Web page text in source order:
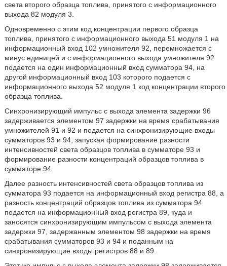
света второго образца топлива, принятого с информационного
выхода 82 модуля 3.
Одновременно с этим код концентрации первого образца
топлива, принятого с информационного выхода 51 модуля 1 на
информационный вход 102 умножителя 92, перемножается с
минус единицей и с информационного выхода умножителя 92
подается на один информационный вход сумматора 94, на
другой информационный вход 103 которого подается с
информационного выхода 52 модуля 1 код концентрации второго
образца топлива.
Синхронизирующий импульс с выхода элемента задержки 96
задерживается элементом 97 задержки на время срабатывания
умножителей 91 и 92 и подается на синхронизирующие входы
сумматоров 93 и 94, запуская формирование разности
интенсивностей света образцов топлива в сумматоре 93 и
формирование разности концентраций образцов топлива в
сумматоре 94.
Далее разность интенсивностей света образцов топлива из
сумматора 93 подается на информационный вход регистра 88, а
разность концентраций образцов топлива из сумматора 94
подается на информационный вход регистра 89, куда и
заносятся синхронизирующим импульсом с выхода элемента
задержки 97, задержанным элементом 98 задержки на время
срабатывания сумматоров 93 и 94 и поданным на
синхронизирующие входы регистров 88 и 89.